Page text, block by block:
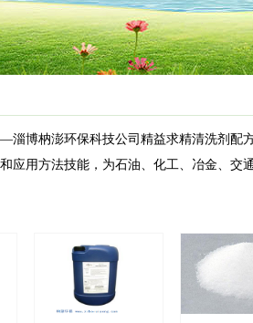
淄博枘澎环保科技公司精益求精清洗剂配
应用方法技能，为石油、化工、冶金、交